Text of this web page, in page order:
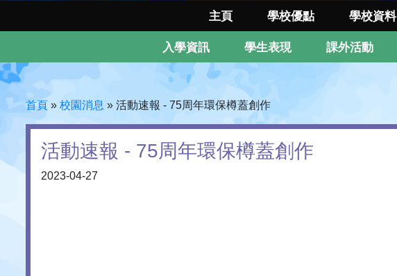
主頁 學校優點 學校資料
入學資訊 學生表現 課外活動
首頁 » 校園消息 » 活動速報 - 75周年環保樽蓋創作
活動速報 - 75周年環保樽蓋創作
2023-04-27